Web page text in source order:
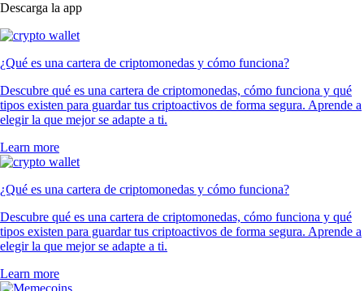
Descarga la app
¿Qué es una cartera de criptomonedas y cómo funciona?
Descubre qué es una cartera de criptomonedas, cómo funciona y qué
tipos existen para guardar tus criptoactivos de forma segura. Aprende a
elegir la que mejor se adapte a ti.
Learn more
¿Qué es una cartera de criptomonedas y cómo funciona?
Descubre qué es una cartera de criptomonedas, cómo funciona y qué
tipos existen para guardar tus criptoactivos de forma segura. Aprende a
elegir la que mejor se adapte a ti.
Learn more